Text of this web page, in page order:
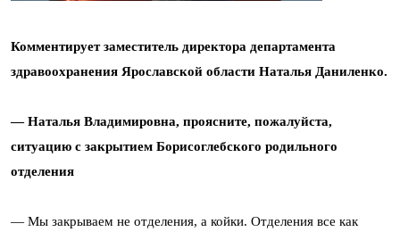
Комментирует заместитель директора департамента
здравоохранения Ярославской области Наталья Даниленко.
— Наталья Владимировна, проясните, пожалуйста,
ситуацию с закрытием Борисоглебского родильного
отделения
— Мы закрываем не отделения, а койки. Отделения все как